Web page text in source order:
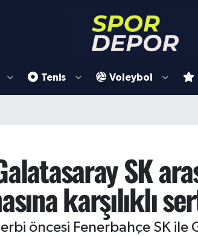
Tenis Voleybol
SK
karşılıklı
öncesi Fenerbahçe SK ile